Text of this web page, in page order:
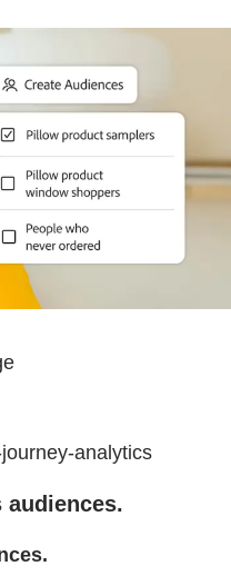
analytics
audiences.